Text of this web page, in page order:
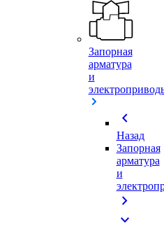
Запорная
арматура
и
chevron_left
Назад
Запорная
арматура
и
chevron_right
expand_more